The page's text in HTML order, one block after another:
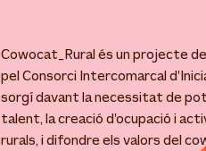
Cowocat_Rural és un projecte
pel Consorci Intercomarcal
sorgí davant la necessitat de
talent, la creació d’ocupació i
rurals, i difondre els valors del